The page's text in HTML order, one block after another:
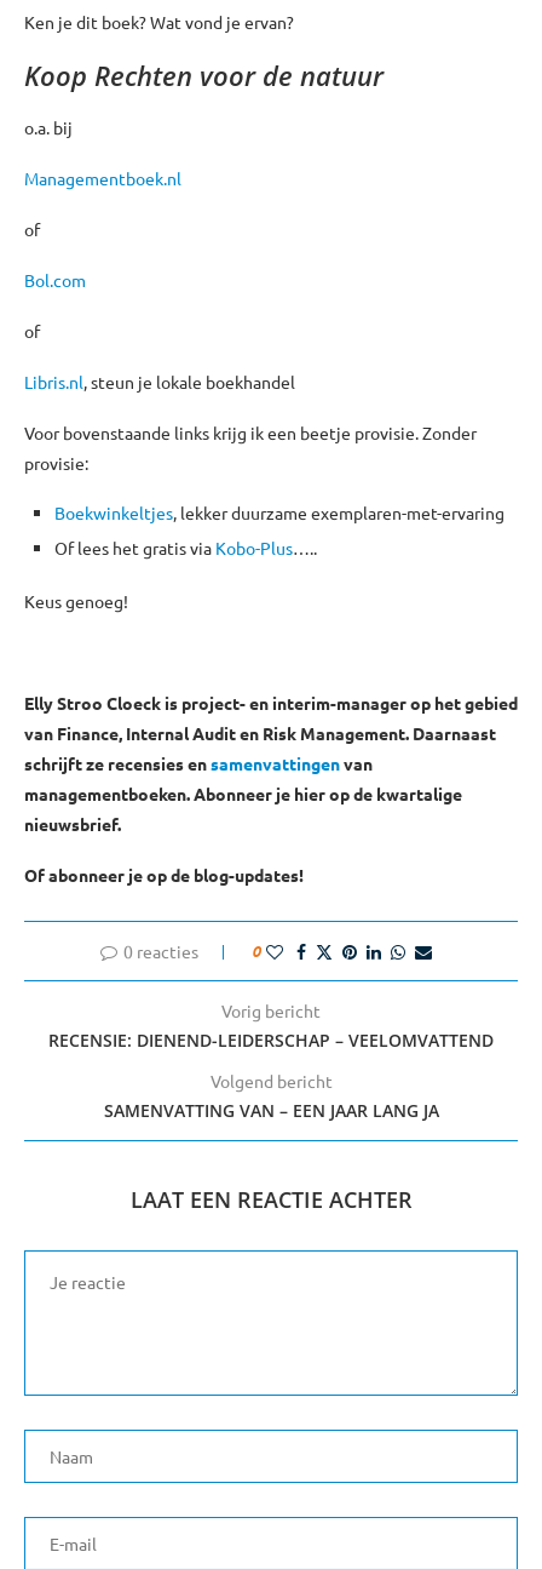
Ken je dit boek? Wat vond je ervan?
Koop Rechten voor de natuur
o.a. bij
Managementboek.nl
of
Bol.com
of
Libris.nl, steun je lokale boekhandel
Voor bovenstaande links krijg ik een beetje provisie. Zonder
provisie:
Boekwinkeltjes, lekker duurzame exemplaren-met-ervaring
Of lees het gratis via Kobo-Plus…..
Keus genoeg!
Elly Stroo Cloeck is project- en interim-manager op het gebied
van Finance, Internal Audit en Risk Management. Daarnaast
schrijft ze recensies ensamenvattingenvan
managementboeken. Abonneer je hier op de kwartalige
nieuwsbrief.
Of abonneer je op de blog-updates!
0 reacties 0
Vorig bericht
RECENSIE: DIENEND-LEIDERSCHAP – VEELOMVATTEND
Volgend bericht
SAMENVATTING VAN – EEN JAAR LANG JA
LAAT EEN REACTIE ACHTER